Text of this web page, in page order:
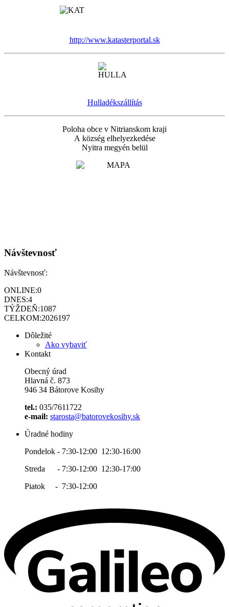
http://www.katasterportal.sk
Hulladékszállítás
Poloha obce v Nitrianskom kraji
A község elhelyezkedése
Nyitra megyén belül
Návštevnosť
Návštevnosť:
ONLINE:0
DNES:4
TÝŽDEŇ:1087
CELKOM:2026197
Dôležité
Ako vybaviť
Kontakt
Obecný úrad
Hlavná č. 873
946 34 Bátorove Kosihy
tel.: 035/7611722
e-mail: starosta@batorovekosihy.sk
Úradné hodiny
Pondelok - 7:30-12:00 12:30-16:00
Streda - 7:30-12:00 12:30-17:00
Piatok - 7:30-12:00